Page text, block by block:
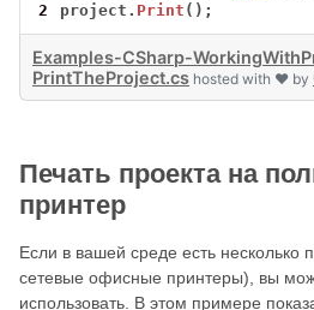
2
project. Print ();
Examples-CSharp-
PrintTheProject.cs hosted with ❤ by
Печать проекта на
принтер
Если в вашей среде есть несколько
сетевые офисные принтеры), вы
использовать. В этом примере